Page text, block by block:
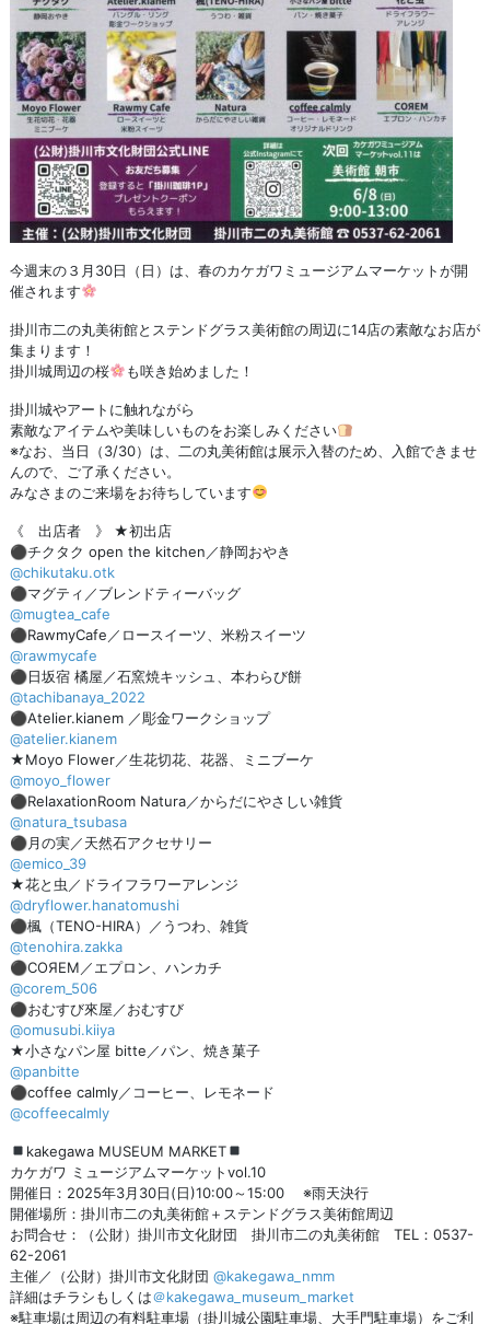
今週末の３月30日（日）は、春のカケガワミュージアムマーケットが開
催されます
掛川市二の丸美術館とステンドグラス美術館の周辺に14店の素敵なお店が
集まります！
掛川城周辺の桜
も咲き始めました！
掛川城やアートに触れながら
素敵なアイテムや美味しいものをお楽しみください
※なお、当日（3/30）は、二の丸美術館は展示入替のため、入館できませ
んので、ご了承ください。
みなさまのご来場をお待ちしています
《 出店者 》 ★初出店
⚫︎チクタク open the kitchen／静岡おやき
@chikutaku.otk
⚫︎マグティ／ブレンドティーバッグ
@mugtea_cafe
⚫︎RawmyCafe／ロースイーツ、米粉スイーツ
@rawmycafe
⚫︎日坂宿 橘屋／石窯焼キッシュ、本わらび餅
@tachibanaya_2022
⚫︎Atelier.kianem ／彫金ワークショップ
@atelier.kianem
★Moyo Flower／生花切花、花器、ミニブーケ
@moyo_flower
⚫︎RelaxationRoom Natura／からだにやさしい雑貨
@natura_tsubasa
⚫︎月の実／天然石アクセサリー
@emico_39
★花と虫／ドライフラワーアレンジ
@dryflower.hanatomushi
⚫︎楓（TENO-HIRA）／うつわ、雑貨
@tenohira.zakka
⚫︎COЯEM／エプロン、ハンカチ
@corem_506
⚫︎おむすび來屋／おむすび
@omusubi.kiiya
★小さなパン屋 bitte／パン、焼き菓子
@panbitte
⚫︎coffee calmly／コーヒー、レモネード
@coffeecalmly
kakegawa MUSEUM MARKET
カケガワ ミュージアムマーケットvol.10
開催日：2025年3月30日(日)10:00～15:00 ※雨天決行
開催場所：掛川市二の丸美術館＋ステンドグラス美術館周辺
お問合せ：（公財）掛川市文化財団 掛川市二の丸美術館 TEL：0537-
62-2061
主催／（公財）掛川市文化財団 @kakegawa_nmm
詳細はチラシもしくは＠kakegawa_museum_market
※駐車場は周辺の有料駐車場（掛川城公園駐車場、大手門駐車場）をご利